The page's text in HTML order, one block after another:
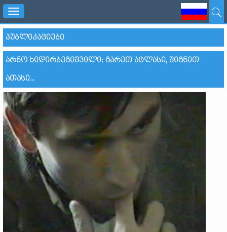
Toggle
navigation
ᲞᲣᲑᲚᲘᲙᲐᲪᲘᲔᲑᲘ
ᲐᲠᲜᲝ ᲮᲘᲓᲘᲠᲑᲔᲒᲘᲨᲕᲘᲚᲘ: ᲒᲐᲠᲔᲗ ᲐᲢᲚᲐᲡᲘ, ᲨᲘᲒᲜᲘᲗ
ᲐᲗᲐᲡᲘ...